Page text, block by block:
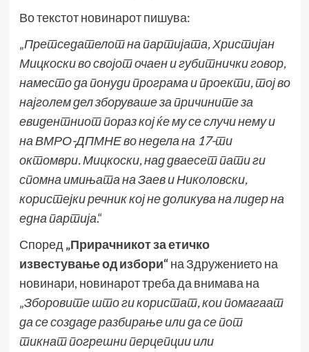
Во текстот новинарот пишува:
„Претседателот на партијата, Христијан
Мицкоски во својот очаен и губитнички говор,
наместо да понуди програма и проекти, тој во
најголем дел зборуваше за причините за
евидентниот пораз кој ќе му се случи нему и
на ВМРО-ДПМНЕ во недела на 17-ти
октомври.Мицкоски, над дваесет пати ги
спомна имињата на Заев и Николовски,
користејки речник кој не доликува на лидер на
една партија.“
Според „Прирачникот за етичко
известување од избори“на Здружението на
новинари, новинарот треба да внимава на
„Зборовите што ги користат, кои помагаат
да се создаде разбирање или да се пот
тикнат погрешни перцепции или